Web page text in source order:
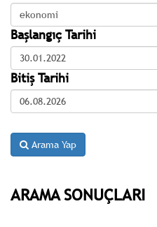
Başlangıç Tarihi
Bitiş Tarihi
Arama Yap
ARAMA SONUÇLARI